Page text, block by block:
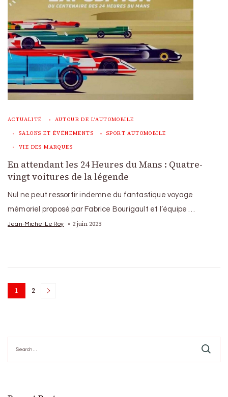
ACTUALITÉ AUTOUR DE L'AUTOMOBILE
SALONS ET ÉVÉNEMENTS SPORT AUTOMOBILE
VIE DES MARQUES
En attendant les 24 Heures du Mans : Quatre-
vingt voitures de la légende
Nul ne peut ressortir indemne du fantastique voyage
mémoriel proposé par Fabrice Bourigault et l’équipe …
Jean-Michel Le Roy 2 juin 2023
Posts
Page
1 Page
2
for: